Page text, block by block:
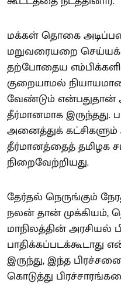
மக்கள் தொகை
மறுவரையறை செய்யக்
தற்போதைய
குறையாமல்
வேண்டும் என்பதுதான்
தீர்மானமாக
அனைத்துக்
தீர்மானத்தைத் தமிழக
நிறைவேற்றியது.
தேர்தல் நெருங்கும்
நலன் தான் முக்கியம்,
மாநிலத்தின் அரசியல்
பாதிக்கப்படக்கூடாது
இருந்து, இந்த
கொடுத்து